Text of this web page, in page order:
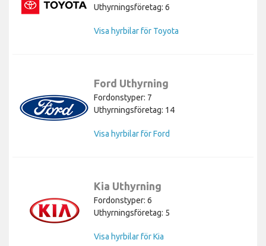
Uthyrningsföretag: 6
Visa hyrbilar för Toyota
Ford Uthyrning
Fordonstyper: 7
Uthyrningsföretag: 14
Visa hyrbilar för Ford
Kia Uthyrning
Fordonstyper: 6
Uthyrningsföretag: 5
Visa hyrbilar för Kia